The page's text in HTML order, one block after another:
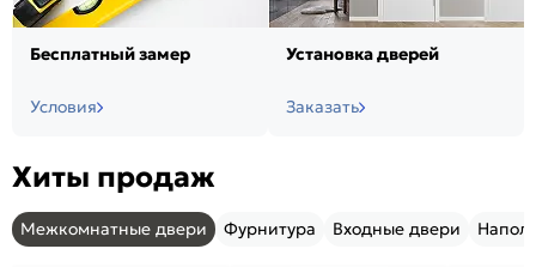
Бесплатный замер
Условия
Установка дверей
Заказать
Хиты продаж
Межкомнатные двери Фурнитура Входные двери